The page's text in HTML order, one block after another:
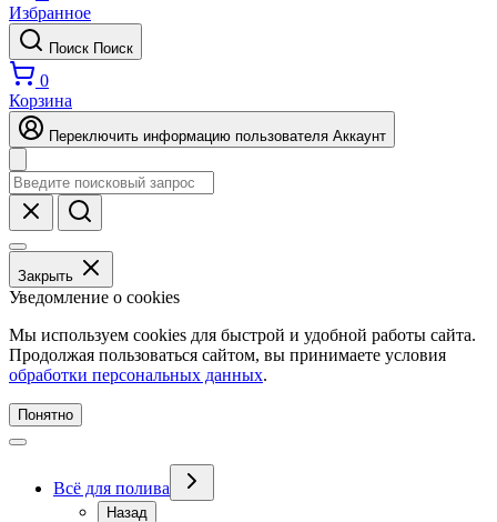
Избранное
Поиск Поиск
0
Корзина
Переключить информацию пользователя Аккаунт
Закрыть
Уведомление о cookies
Мы используем cookies для быстрой и удобной работы сайта.
Продолжая пользоваться сайтом, вы принимаете условия
обработки персональных данных.
Понятно
Всё для полива
Назад